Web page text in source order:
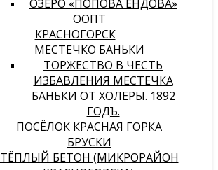
ОЗЕРО «ПОПОВА ЕНДОВА»
ООПТ
КРАСНОГОРСК
МЕСТЕЧКО БАНЬКИ
ТОРЖЕСТВО В ЧЕСТЬ
ИЗБАВЛЕНИЯ МЕСТЕЧКА
БАНЬКИ ОТ ХОЛЕРЫ. 1892
ГОДЪ.
ПОСЁЛОК КРАСНАЯ ГОРКА
БРУСКИ
ТЁПЛЫЙ БЕТОН (МИКРОРАЙОН